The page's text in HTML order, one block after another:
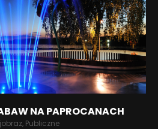
NA PAPROCANACH
Publiczne